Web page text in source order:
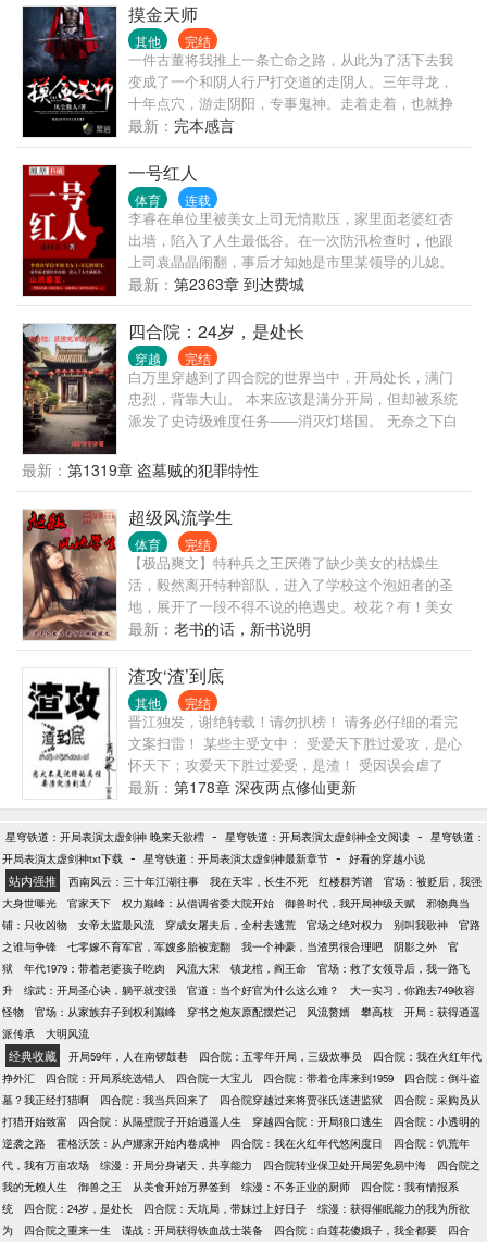
摸金天师
其他 完结
一件古董将我推上一条亡命之路，从此为了活下去我
变成了一个和阴人行尸打交道的走阴人。三年寻龙，
十年点穴，游走阴阳，专事鬼神。走着走着，也就挣
扎到了今天。
最新： 完本感言
一号红人
体育 连载
李睿在单位里被美女上司无情欺压，家里面老婆红杏
出墙，陷入了人生最低谷。在一次防汛检查时，他跟
上司袁晶晶闹翻，事后才知她是市里某领导的儿媳。
山洪暴发，李睿凑巧救了某位贵人，自此成为了市里
的大红人……
最新： 第2363章 到达费城
四合院：24岁，是处长
穿越 完结
白万里穿越到了四合院的世界当中，开局处长，满门
忠烈，背靠大山。 本来应该是满分开局，但却被系统
派发了史诗级难度任务——消灭灯塔国。 无奈之下白
人生。
最新： 第1319章 盗墓贼的犯罪特性
超级风流学生
体育 完结
【极品爽文】特种兵之王厌倦了缺少美女的枯燥生
活，毅然离开特种部队，进入了学校这个泡妞者的圣
地，展开了一段不得不说的艳遇史。校花？有！美女
教师？有！扮猪吃虎？有！家族之争？有！亲亲嘴？
那更是必不可少的。总之，应有尽有，很纯很暧昧，
很黄很暴力。暧昧猥琐流作者梁不凡倾力打造，誓创
2013网文之辉煌。 ......
最新： 老书的话，新书说明
渣攻‘渣’到底
其他 完结
晋江独发，谢绝转载！请勿扒榜！ 请务必仔细的看完
文案扫雷！ 某些主受文中： 受爱天下胜过爱攻，是心
怀天下；攻爱天下胜过爱受，是渣！ 受因误会虐了
攻，是攻倒霉；攻因误会虐了受，是渣！ 受算计利用
了攻，是有智慧；攻算计利用了受，是渣！ 受冷血无
情伤人身心，是情有可原；攻冷血无情伤人身心，是
渣！ 受和女人结婚，攻应该去抢婚；攻和女人结婚，
果断被弃，因为是渣！ 受因为亲朋好友伤害攻，是忠
孝仁义；攻为亲朋好友伤了受，是渣！ 受对攻的一片
痴情不为所动，无可厚非，，谁规定攻爱受，受就一
定要爱攻了？攻无视受痴心一片，是渣！ 如果作者要
换攻，那渣攻铁定被忠犬攻虐得死去活来； 如果作者
不换攻，那渣攻必定痛心疾首满心忏悔跪求受的原
谅，被受狠虐一顿…… 沈缙因破坏人设和剧情，被晋
江文学城负责掌控主受纯爱空间的剧本弄到各种主受
文里做一只渣攻_:3」∠_ 渣攻也是有人权的啊！忠犬
不是他的属性！要渣就渣到底吧！ 这就是一个主角穿
越成渣攻决定一渣到底玩坏剧情的故事！ 总共十四个
世界，两个世界合并为一篇：【古代君臣篇】【江湖
正邪篇】【修真复仇篇】【现代虐恋篇】【未来强夺
篇】【校园风情篇】【娱乐天王篇】 扫雷： 一：↑关
于攻受的那段句子不是我写的，不过已经忘记是在哪
里看的了，这段话只能代表个例不能代表全部的主受
文，请勿地图炮！ 二、主角是个万人迷攻，苏苏苏！
最新： 第178章 深夜两点修仙更新
星穹铁道：开局表演太虚剑神 晚来天欲樰 - 星穹铁道：开局表演太虚剑神全文阅读 - 星穹铁道：
开局表演太虚剑神txt下载 - 星穹铁道：开局表演太虚剑神最新章节 - 好看的穿越小说
站内强推 西南风云：三十年江湖往事 我在天牢，长生不死 红楼群芳谱
官场：被贬后，我强
大身世曝光
官家天下 权力巅峰：从借调省委大院开始 御兽时代，我开局神级天赋
邪物典当
铺：只收凶物
女帝太监最风流 穿成女屠夫后，全村去逃荒 官场之绝对权力 别叫我歌神
官路
之谁与争锋
七零嫁不育军官，军嫂多胎被宠翻 我一个神豪，当渣男很合理吧 阴影之外
官
狱
年代1979：带着老婆孩子吃肉 风流大宋 镇龙棺，阎王命
官场：救了女领导后，我一路飞
升
综武：开局圣心诀，躺平就变强 官道：当个好官为什么这么难？
大一实习，你跑去749收容
怪物
官场：从家族弃子到权利巅峰 穿书之炮灰原配摆烂记 风流赘婿 攀高枝
开局：获得逍遥
派传承
大明风流
经典收藏 开局59年，人在南锣鼓巷 四合院：五零年开局，三级炊事员
四合院：我在火红年代
挣外汇
四合院：开局系统选错人 四合院一大宝儿 四合院：带着仓库来到1959
四合院：倒斗盗
墓？我正经打猎啊
四合院：我当兵回来了 四合院穿越过来将贾张氏送进监狱
四合院：采购员从
打猎开始致富
四合院：从隔壁院子开始逍遥人生 穿越四合院：开局狼口逃生
四合院：小透明的
逆袭之路
霍格沃茨：从卢娜家开始内卷成神 四合院：我在火红年代悠闲度日
四合院：饥荒年
代，我有万亩农场
综漫：开局分身诸天，共享能力 四合院转业保卫处开局罢免易中海
四合院之
我的无赖人生
御兽之王 从美食开始万界签到 综漫：不务正业的厨师
四合院：我有情报系
统
四合院：24岁，是处长 四合院：天坑局，带妹过上好日子
综漫：获得催眠能力的我为所欲
为
四合院之重来一生 谍战：开局获得铁血战士装备 四合院：白莲花傻娥子，我全都要 四合